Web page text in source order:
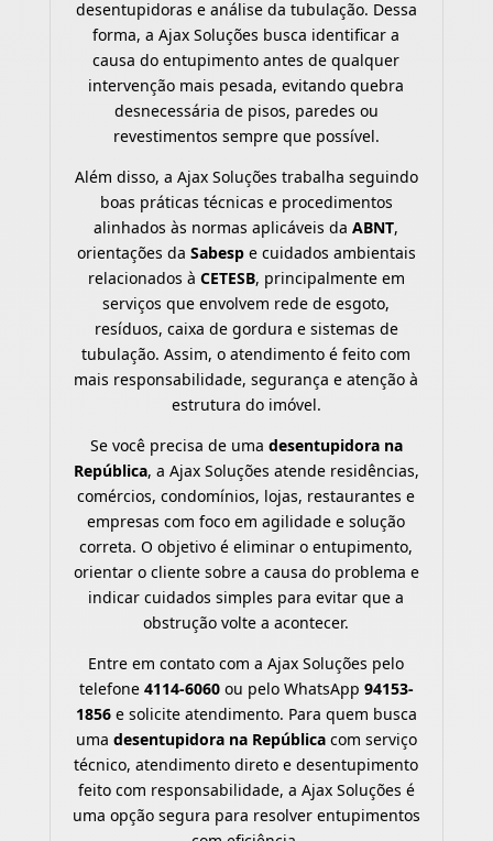
desentupidoras e análise da tubulação. Dessa
forma, a Ajax Soluções busca identificar a
causa do entupimento antes de qualquer
intervenção mais pesada, evitando quebra
desnecessária de pisos, paredes ou
revestimentos sempre que possível.
Além disso, a Ajax Soluções trabalha seguindo
boas práticas técnicas e procedimentos
alinhados às normas aplicáveis daABNT,
orientações da Sabespe cuidados ambientais
relacionados à CETESB, principalmente em
serviços que envolvem rede de esgoto,
resíduos, caixa de gordura e sistemas de
tubulação. Assim, o atendimento é feito com
mais responsabilidade, segurança e atenção à
estrutura do imóvel.
Se você precisa de uma desentupidora na
República, a Ajax Soluções atende residências,
comércios, condomínios, lojas, restaurantes e
empresas com foco em agilidade e solução
correta. O objetivo é eliminar o entupimento,
orientar o cliente sobre a causa do problema e
indicar cuidados simples para evitar que a
obstrução volte a acontecer.
Entre em contato com a Ajax Soluções pelo
telefone 4114-6060ou pelo WhatsApp 94153-
1856e solicite atendimento. Para quem busca
uma desentupidora na Repúblicacom serviço
técnico, atendimento direto e desentupimento
feito com responsabilidade, a Ajax Soluções é
uma opção segura para resolver entupimentos